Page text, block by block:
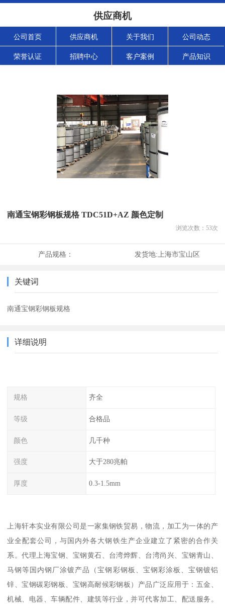
供应商机
公司首页 供应商机 关于我们 公司动态
荣誉认证 招聘中心 客户案例 产品知识
南通宝钢彩钢板规格 TDC51D+AZ 颜色定制
浏览次数： 53次
产品规格： 发货地: 上海市宝山区
关键词
南通宝钢彩钢板规格
详细说明
规格 齐全
等级 合格品
颜色 几千种
强度 大于280兆帕
厚度 0.3-1.5mm
上海轩本实业有限公司是一家集钢铁贸易，物流，加工为一体的产
业全配套公司，与国内外各大钢铁生产企业建立了紧密的合作关
系。代理上海宝钢、宝钢黄石、台湾烨辉、台湾尚兴、宝钢青山、
马钢等国内钢厂涂镀产品（宝钢彩钢板、宝钢彩涂板、宝钢镀铝
锌、宝钢碳彩钢板、宝钢高耐候彩钢板）产品广泛应用于：五金、
机械、电器、车辆配件、建筑等行业，并可代客加工、配送服务。